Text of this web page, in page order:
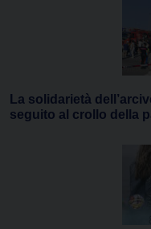
La solidarietà
seguito al crollo della